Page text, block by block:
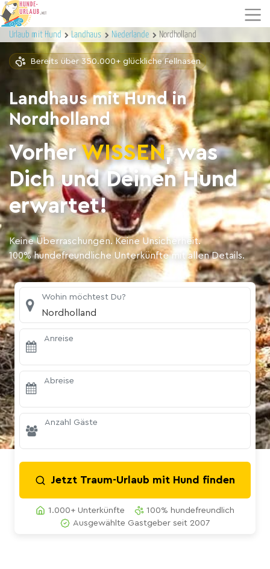
Urlaub mit Hund Landhaus Niederlande Nordholland
Bereits über 350.000+ glückliche Fellnasen
Landhaus mit Hund in
Nordholland
VorherWISSEN, was
Dich und Deinen Hund
erwartet!
Keine Überraschungen. Keine Unsicherheit.
100% hundefreundliche Unterkünfte mit allen Details.
Wohin möchtest Du?
Nordholland
Anreise
Abreise
Anzahl Gäste
Jetzt Traum-Urlaub mit Hund finden
1.000+ Unterkünfte
100% hundefreundlich
Ausgewählte Gastgeber seit 2007